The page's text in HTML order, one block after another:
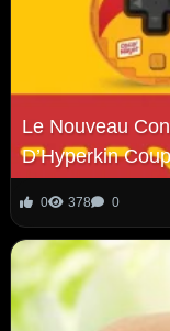
Le Nouveau
D’Hyperkin
0 378 0